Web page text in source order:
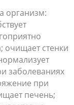
организм:
очищает стенки
заболеваниях
при
печень;